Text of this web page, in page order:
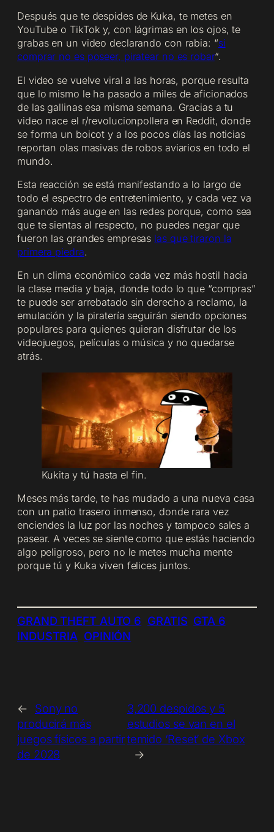
Después que te despides de Kuka, te metes en
YouTube o TikTok y, con lágrimas en los ojos, te
grabas en un video declarando con rabia: “si
comprar no es poseer, piratear no es robar“.
El video se vuelve viral a las horas, porque resulta
que lo mismo le ha pasado a miles de aficionados
de las gallinas esa misma semana. Gracias a tu
video nace el r/revolucionpollera en Reddit, donde
se forma un boicot y a los pocos días las noticias
reportan olas masivas de robos aviarios en todo el
mundo.
Esta reacción se está manifestando a lo largo de
todo el espectro de entretenimiento, y cada vez va
ganando más auge en las redes porque, como sea
que te sientas al respecto, no puedes negar que
fueron las grandes empresas las que tiraron la
primera piedra.
En un clima económico cada vez más hostil hacia
la clase media y baja, donde todo lo que “compras”
te puede ser arrebatado sin derecho a reclamo, la
emulación y la piratería seguirán siendo opciones
populares para quienes quieran disfrutar de los
videojuegos, películas o música y no quedarse
atrás.
Kukita y tú hasta el fin.
Meses más tarde, te has mudado a una nueva casa
con un patio trasero inmenso, donde rara vez
enciendes la luz por las noches y tampoco sales a
pasear. A veces se siente como que estás haciendo
algo peligroso, pero no le metes mucha mente
porque tú y Kuka viven felices juntos.
GRAND THEFT AUTO 6 GRATIS GTA 6
INDUSTRIA OPINIÓN
←
Sony no
producirá más
juegos físicos a partir
de 2028
3,200 despidos y 5
estudios se van en el
temido ‘Reset’ de Xbox
→